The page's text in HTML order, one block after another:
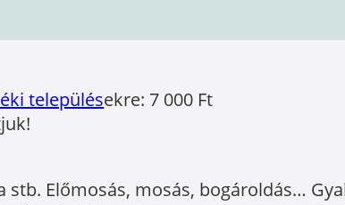
településekre: 7 000 Ft
Előmosás, mosás, bogároldás…